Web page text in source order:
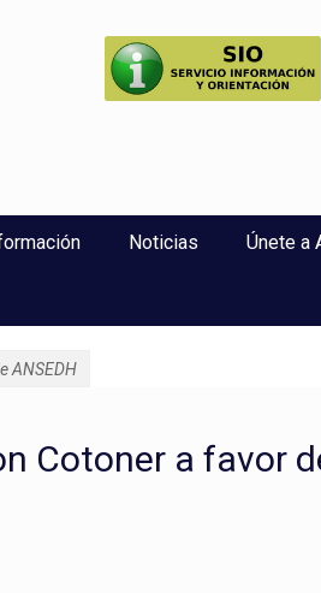
Noticias Únete a
ANSEDH
Cotoner a favor